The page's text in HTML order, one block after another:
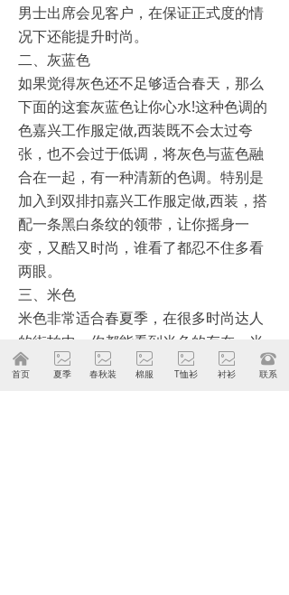
男士出席会见客户，在保证正式度的情
况下还能提升时尚。
二、灰蓝色
如果觉得灰色还不足够适合春天，那么
下面的这套灰蓝色让你心水!这种色调的
色嘉兴工作服定做,西装既不会太过夸
张，也不会过于低调，将灰色与蓝色融
合在一起，有一种清新的色调。特别是
加入到双排扣嘉兴工作服定做,西装，搭
配一条黑白条纹的领带，让你摇身一
变，又酷又时尚，谁看了都忍不住多看
两眼。
三、米色
米色非常适合春夏季，在很多时尚达人
的街拍中，你都能看到米色的存在。米
色不挑肤色，谁穿了都能穿出很好看的
낀
首页
ꂈ
夏季
ꂈ
春秋装
ꂈ
棉服
ꂈ
T恤衫
ꂈ
衬衫
뀰
联系